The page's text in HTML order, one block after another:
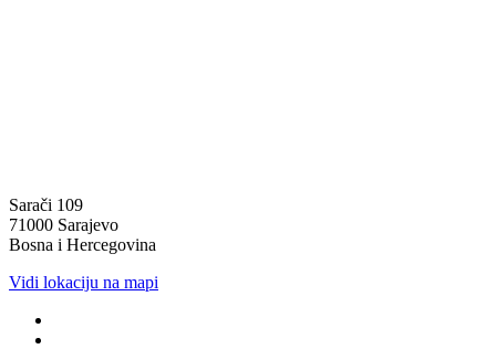
Sarači 109
71000 Sarajevo
Bosna i Hercegovina
Vidi lokaciju na mapi